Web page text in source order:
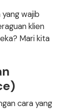
yang wajib
klien
Mari kita
cara yang